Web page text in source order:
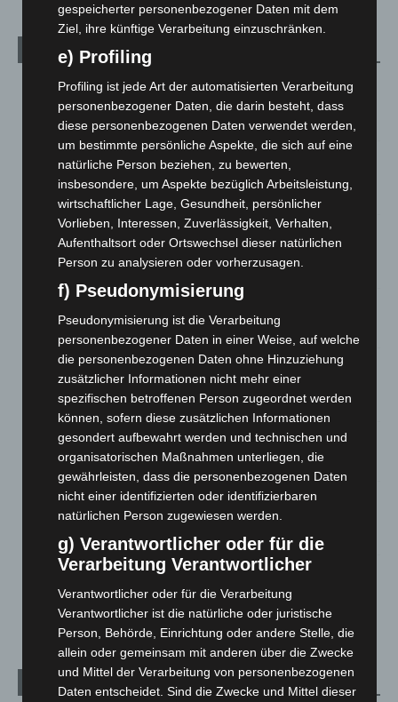
Aktuelle Beiträge
Brand im „Haus der Begegnung“ in Neuwarmbüchen schnell
eingedämmt
6. August 2026
Region Hannover: 21 neue Notfallsanitäter starten beim
5. August 2026
Mann läuft mit Hockeyschläger über A7 – Polizei sucht
Zeugen
5. August 2026
Gasleitung bei McDonald’s-Umbau in Langenhagen
beschädigt
5. August 2026
Anklage nach Abschaltung von „Archetyp Market“ erhoben
3. August 2026
Hannover: Polizei stoppt 166 Trunkenheitsfahrten bei
Großkontrolle
2. August 2026
Hannover Klassik Open Air 2026: Französische Oper im
Maschpark
2. August 2026
gespeicherter personenbezogener Daten mit dem
Ziel, ihre künftige Verarbeitung einzuschränken.
e) Profiling
Profiling ist jede Art der automatisierten Verarbeitung
personenbezogener Daten, die darin besteht, dass
diese personenbezogenen Daten verwendet werden,
um bestimmte persönliche Aspekte, die sich auf eine
natürliche Person beziehen, zu bewerten,
insbesondere, um Aspekte bezüglich Arbeitsleistung,
wirtschaftlicher Lage, Gesundheit, persönlicher
Vorlieben, Interessen, Zuverlässigkeit, Verhalten,
Aufenthaltsort oder Ortswechsel dieser natürlichen
Person zu analysieren oder vorherzusagen.
f) Pseudonymisierung
Pseudonymisierung ist die Verarbeitung
personenbezogener Daten in einer Weise, auf welche
die personenbezogenen Daten ohne Hinzuziehung
zusätzlicher Informationen nicht mehr einer
spezifischen betroffenen Person zugeordnet werden
können, sofern diese zusätzlichen Informationen
gesondert aufbewahrt werden und technischen und
organisatorischen Maßnahmen unterliegen, die
gewährleisten, dass die personenbezogenen Daten
nicht einer identifizierten oder identifizierbaren
natürlichen Person zugewiesen werden.
g) Verantwortlicher oder für die
Verarbeitung Verantwortlicher
Verantwortlicher oder für die Verarbeitung
Verantwortlicher ist die natürliche oder juristische
Person, Behörde, Einrichtung oder andere Stelle, die
allein oder gemeinsam mit anderen über die Zwecke
und Mittel der Verarbeitung von personenbezogenen
Daten entscheidet. Sind die Zwecke und Mittel dieser